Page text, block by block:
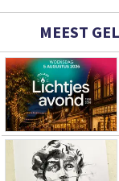
MEEST